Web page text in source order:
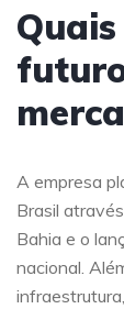
A empresa
Brasil
Bahia e o
nacional.